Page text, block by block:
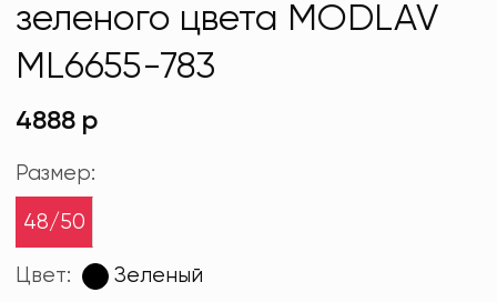
зеленого цвета MODLAV
ML6655-783
4888 р
Размер:
48/50
Цвет: Зеленый